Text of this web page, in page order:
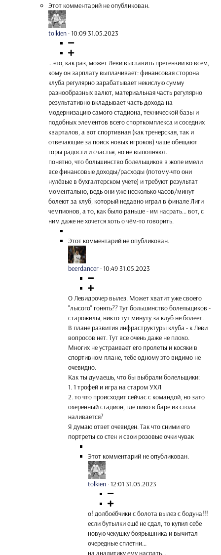
Этот комментарий не опубликован.
tolkien ·10:09 31.05.2023
...это, как раз, может Леви выставить претензии ко всем,
кому он зарплату выплачивает: финансовая сторона
клуба регулярно зарабатывает некислую сумму
разнообразных валют, материальная часть регулярно
результативно вкладывает часть дохода на
модернизацию самого стадиона, технической базы и
подобных элементов всего спорткомплекса и соседних
кварталов, а вот спортивная (как тренерская, так и
отвечающие за поиск новых игроков) чаще обещают
горы радости и счастья, но не выполняют.
понятно, что большинство болельщиков в жопе имели
все финансовые доходы/расходы (потому-что они
нулёвые в бухгалтерском учёте) и требуют результат
моментально, ведь они уже несколько часов/минут
болеют за клуб, который недавно играл в финале Лиги
чемпионов, а то, как было раньше - им насрать... вот, с
ним даже не хочется хоть о чём-то говорить.
Этот комментарий не опубликован.
beerdancer ·10:49 31.05.2023
О Левидрочер вылез. Может хватит уже своего
"лысого" гонять?? Тут большинство болельщиков -
старожилы, никто тут минуту за клуб не болеет.
В плане развития инфраструктуры клуба - к Леви
вопросов нет. Тут все очень даже не плохо.
Многих не устраивает его пролеты и косяки в
спортивном плане, тебе одному это видимо не
очевидно.
Как ты думаешь, что бы выбрали болельщики:
1. 1 трофей и игра на старом УХЛ
2. то что происходит сейчас с командой, но зато
охеренный стадион, где пиво в баре из стола
наливается?
Я думаю ответ очевиден. Так что сними его
портреты со стен и свои розовые очки чувак
Этот комментарий не опубликован.
tolkien ·12:01 31.05.2023
о! долбоёбчики с болота вылез с бодуна!!!
если бутылки ешё не сдал, то купил себе
новую чекушку боярышника и вычитал
очередные сплетни...
на аналитику ему насрать...